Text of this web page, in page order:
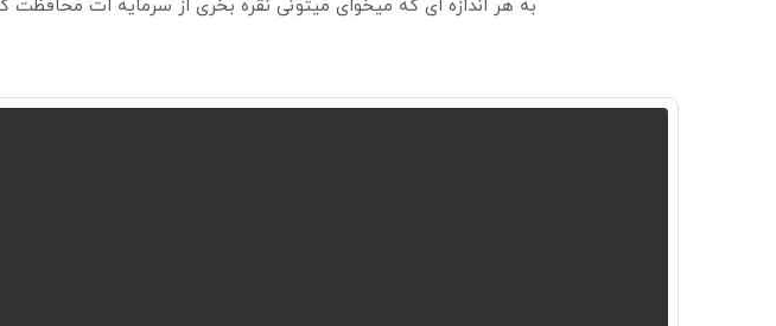
به هر اندازه ای که میخوای میتونی نقره بخری از سرمایه ات محافظت